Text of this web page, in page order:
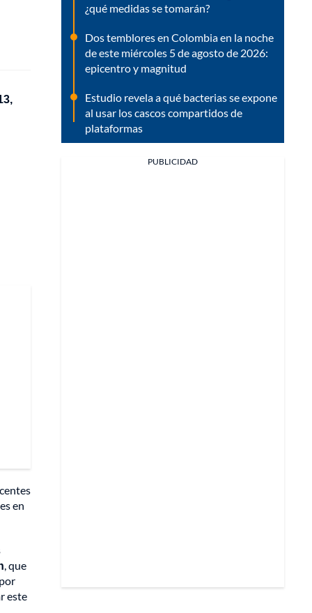
en
, que
este
¿qué medidas se tomarán?
Dos temblores en Colombia en la noche
de este miércoles 5 de agosto de 2026:
epicentro y magnitud
Estudio revela a qué bacterias se expone
al usar los cascos compartidos de
plataformas
PUBLICIDAD